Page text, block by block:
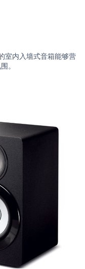
室内入墙式音箱能够营
。